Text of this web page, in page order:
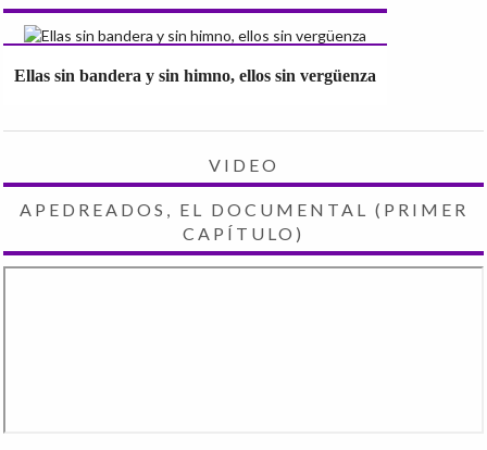
Ellas sin bandera y sin himno, ellos sin vergüenza
VIDEO
APEDREADOS, EL DOCUMENTAL (PRIMER
CAPÍTULO)